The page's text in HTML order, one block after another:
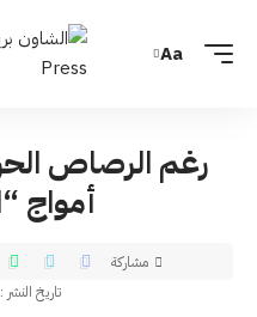
Aa
رغم الرصاص
أمواج
تاريخ النشر : 26/09/2018
مشاركة